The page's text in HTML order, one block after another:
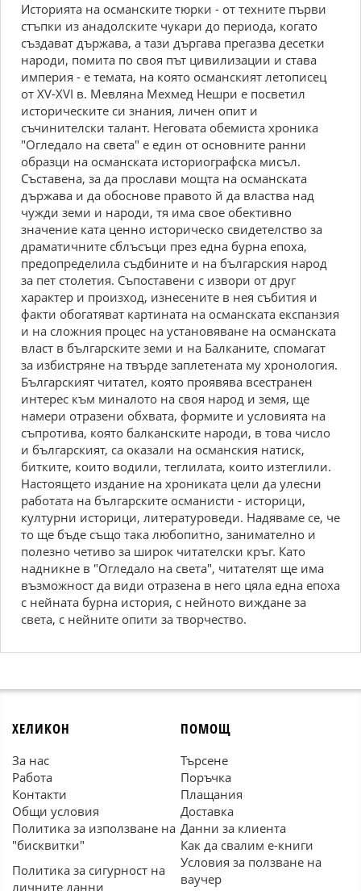
Историята на османските тюрки - от техните първи
стъпки из анадолските чукари до периода, когато
създават държава, а тази дъргава прегазва десетки
народи, помита по своя път цивилизации и става
империя - е темата, на която османският летописец
от XV-XVI в. Мевляна Мехмед Нешри е посветил
историческите си знания, личен опит и
съчинителски талант. Неговата обемиста хроника
"Огледало на света" е един от основните ранни
образци на османската историографска мисъл.
Съставена, за да прослави мощта на османската
държава и да обоснове правото й да властва над
чужди земи и народи, тя има свое обективно
значение ката ценно историческо свидетелство за
драматичните сблъсъци през една бурна епоха,
предопределила съдбините и на българския народ
за пет столетия. Съпоставени с извори от друг
характер и произход, изнесените в нея събития и
факти обогатяват картината на османската експанзия
и на сложния процес на установяване на османската
власт в българските земи и на Балканите, спомагат
за избистряне на твърде заплетената му хронология.
Българският читател, която проявява всестранен
интерес към миналото на своя народ и земя, ще
намери отразени обхвата, формите и условията на
съпротива, която балканските народи, в това число
и българският, са оказали на османския натиск,
битките, които водили, теглилата, които изтеглили.
Настоящето издание на хрониката цели да улесни
работата на българските османисти - историци,
културни историци, литературоведи. Надяваме се, че
то ще бъде също така любопитно, занимателно и
полезно четиво за широк читателски кръг. Като
надникне в "Огледало на света", читателят ще има
възможност да види отразена в него цяла една епоха
с нейната бурна история, с нейното виждане за
света, с нейните опити за творчество.
ХЕЛИКОН
За нас
Работа
Контакти
Общи условия
Политика за използване на
"бисквитки"
Политика за сигурност на
личните данни
ПОМОЩ
Търсене
Поръчка
Плащания
Доставка
Данни за клиента
Как да свалим е-книги
Условия за ползване на
ваучер